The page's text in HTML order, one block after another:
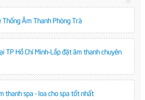
Âm Thanh Phòng Trà
TP Hồ Chí Minh-Lắp đặt âm thanh chuyên
thanh spa - loa cho spa tốt nhất